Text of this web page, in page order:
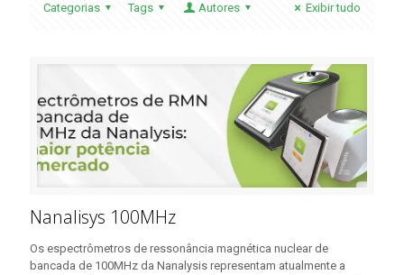
Categorias Tags Autores Exibir tudo
Nanalisys 100MHz
Os espectrômetros de ressonância magnética nuclear de
bancada de 100MHz da Nanalysis representam atualmente a